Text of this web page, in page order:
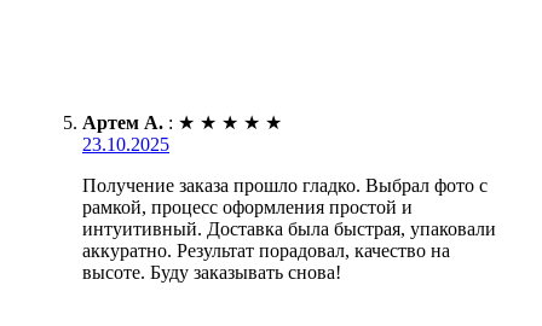
Артем А. : ★ ★ ★ ★ ★
23.10.2025
Получение заказа прошло гладко. Выбрал фото с
рамкой, процесс оформления простой и
интуитивный. Доставка была быстрая, упаковали
аккуратно. Результат порадовал, качество на
высоте. Буду заказывать снова!